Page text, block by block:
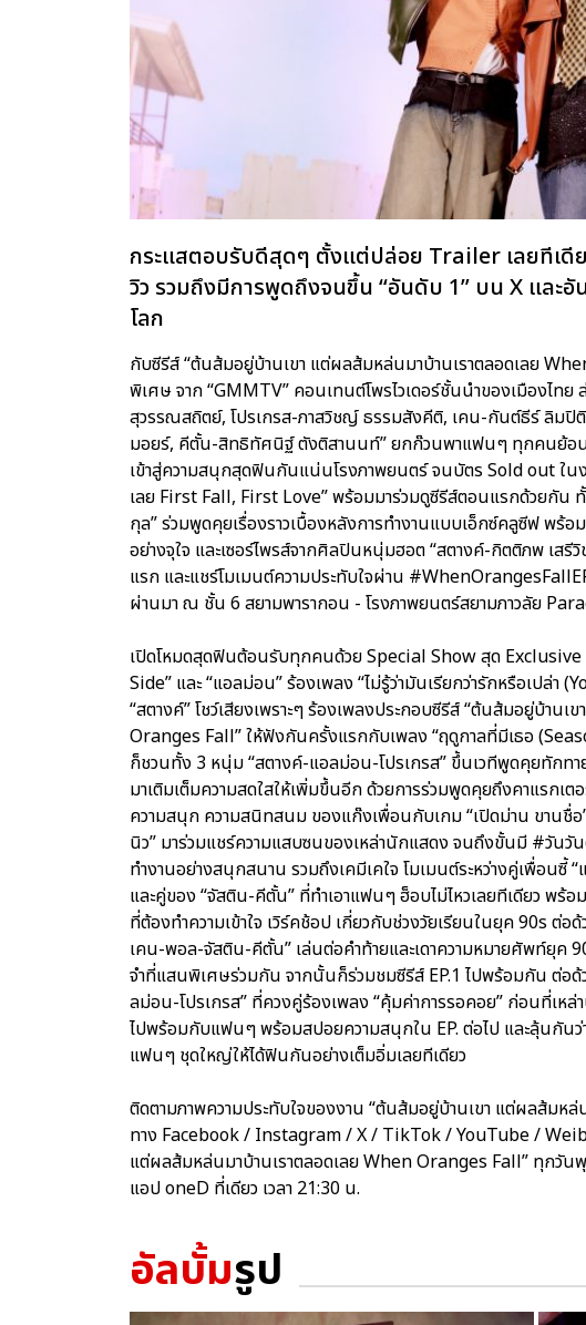
กระแสตอบรับดีสุดๆ ตั้งแต่ปล่อย Trailer เลยทีเดี
วิว รวมถึงมีการพูดถึงจนขึ้น “อันดับ 1” บน X และ
โลก
กับซีรีส์ “ต้นส้มอยู่บ้านเขา แต่ผลส้มหล่นมาบ้านเราตลอดเลย
พิเศษ จาก “GMMTV” คอนเทนต์โพรไวเดอร์ชั้นนำของเมืองไท
สุวรรณสถิตย์, โปรเกรส-ภาสวิชญ์ ธรรมสังคีติ, เคน-กันต์ธีร์ ลิม
มอยร์, คีตั้น-สิทธิทัศนิฐ์ ตังติสานนท์” ยกก๊วนพาแฟนๆ ทุกคนย้อ
เข้าสู่ความสนุกสุดฟินกันแน่นโรงภาพยนตร์ จนบัตร Sold out ใน
เลย First Fall, First Love” พร้อมมาร่วมดูซีรีส์ตอนแรกด้วยกั
กุล” ร่วมพูดคุยเรื่องราวเบื้องหลังการทำงานแบบเอ็กซ์คลูซีฟ พ
อย่างจุใจ และเซอร์ไพรส์จากศิลปินหนุ่มฮอต “สตางค์-กิตติภพ เสรี
แรก และแชร์โมเมนต์ความประทับใจผ่าน
ผ่านมา ณ ชั้น 6 สยามพารากอน - โรงภาพยนตร์สยามภาวลัย
เปิดโหมดสุดฟินต้อนรับทุกคนด้วย Special Show สุด Exclusive
Side” และ “แอลม่อน” ร้องเพลง “ไม่รู้ว่ามันเรียกว่ารักหรือเปล่า
“สตางค์” โชว์เสียงเพราะๆ ร้องเพลงประกอบซีรีส์ “ต้นส้มอยู่บ้าน
Oranges Fall” ให้ฟังกันครั้งแรกกับเพลง “ฤดูกาลที่มีเธอ
ก็ชวนทั้ง 3 หนุ่ม “สตางค์-แอลม่อน-โปรเกรส” ขึ้นเวทีพูดคุยทัก
มาเติมเต็มความสดใสให้เพิ่มขึ้นอีก ด้วยการร่วมพูดคุยถึงคาแรกเ
ความสนุก ความสนิทสนม ของแก๊งเพื่อนกับเกม “เปิดม่าน ขาน
นิว” มาร่วมแชร์ความแสบซนของเหล่านักแสดง จนถึงขั้นมี #วันวัน
ทำงานอย่างสนุกสนาน รวมถึงเคมีเคใจ โมเมนต์ระหว่างคู่เพื่อน
และคู่ของ “จัสติน-คีตั้น” ที่ทำเอาแฟนๆ ฮ็อบไม่ไหวเลยทีเดียว พร้
ที่ต้องทำความเข้าใจ เวิร์คช้อป เกี่ยวกับช่วงวัยเรียนในยุค 90s
เคน-พอล-จัสติน-คีตั้น” เล่นต่อคำท้ายและเดาความหมายศัพท์ยุค
จำที่แสนพิเศษร่วมกัน จากนั้นก็ร่วมชมซีรีส์ EP.1 ไปพร้อมกัน ต่อ
ลม่อน-โปรเกรส” ที่ควงคู่ร้องเพลง “คุ้มค่าการรอคอย” ก่อนที่เห
ไปพร้อมกับแฟนๆ พร้อมสปอยความสนุกใน EP. ต่อไป และลุ้นกันว่
แฟนๆ ชุดใหญ่ให้ได้ฟินกันอย่างเต็มอิ่มเลยทีเดียว
ติดตามภาพความประทับใจของงาน “ต้นส้มอยู่บ้านเขา แต่ผลส้มห
ทาง Facebook / Instagram / X / TikTok / YouTube /
แต่ผลส้มหล่นมาบ้านเราตลอดเลย When Oranges Fall” ทุกวั
แอป oneD ที่เดียว เวลา 21:30 น.
อัลบั้มรูป